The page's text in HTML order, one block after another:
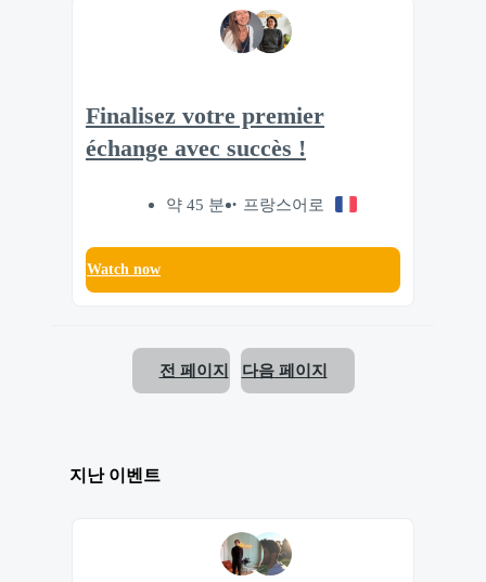
Finalisez votre premier
échange avec succès !
약 45 분 프랑스어로
Watch now
전 페이지 다음 페이지
지난 이벤트